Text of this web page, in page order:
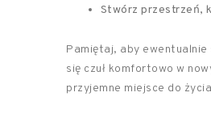
Stwórz przestrzeń,
Pamiętaj, aby ewentualnie
się czuł komfortowo w
przyjemne miejsce do